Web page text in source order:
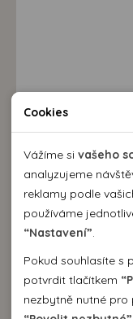
Destinace a
Cookies
Vážíme si vašeho
analyzujeme
reklamy podle
používáme
“Nastavení”.
Pokud souhlasíte s
potvrdit tlačítkem
nezbytně nutné pro
Nutné cookies
použitelná tak, že
stránky a přístup k
Webová stránka
cookies.
Analytické
Pomocí